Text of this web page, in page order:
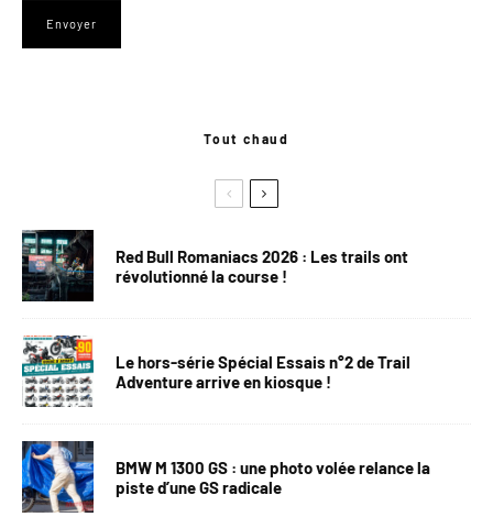
Tout chaud
Red Bull Romaniacs 2026 : Les trails ont
révolutionné la course !
Le hors-série Spécial Essais n°2 de Trail
Adventure arrive en kiosque !
BMW M 1300 GS : une photo volée relance la
piste d’une GS radicale